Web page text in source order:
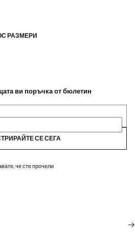
РАЗМЕРИ
ви поръчка от бюлетин
СЕ СЕГА
че сте прочели